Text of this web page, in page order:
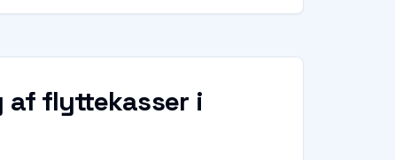
af flyttekasser i